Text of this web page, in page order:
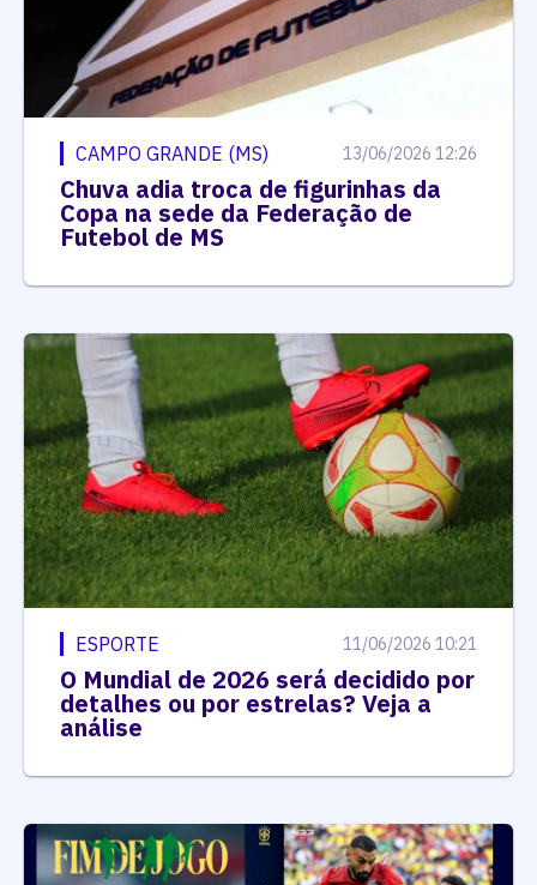
CAMPO GRANDE (MS) 13/06/2026 12:26
Chuva adia troca de figurinhas da
Copa na sede da Federação de
Futebol de MS
ESPORTE 11/06/2026 10:21
O Mundial de 2026 será decidido por
detalhes ou por estrelas? Veja a
análise